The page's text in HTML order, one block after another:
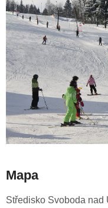
Mapa
Středisko Svoboda nad